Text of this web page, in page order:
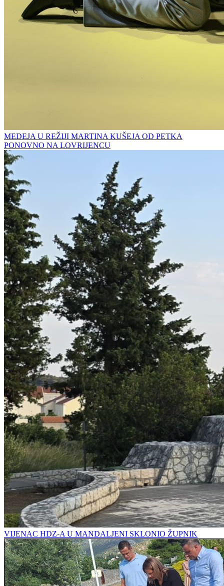
MEDEJA U REŽIJI MARTINA KUŠEJA OD PETKA
PONOVNO NA LOVRIJENCU
VIJENAC HDZ-A U MANDALJENI SKLONIO ŽUPNIK